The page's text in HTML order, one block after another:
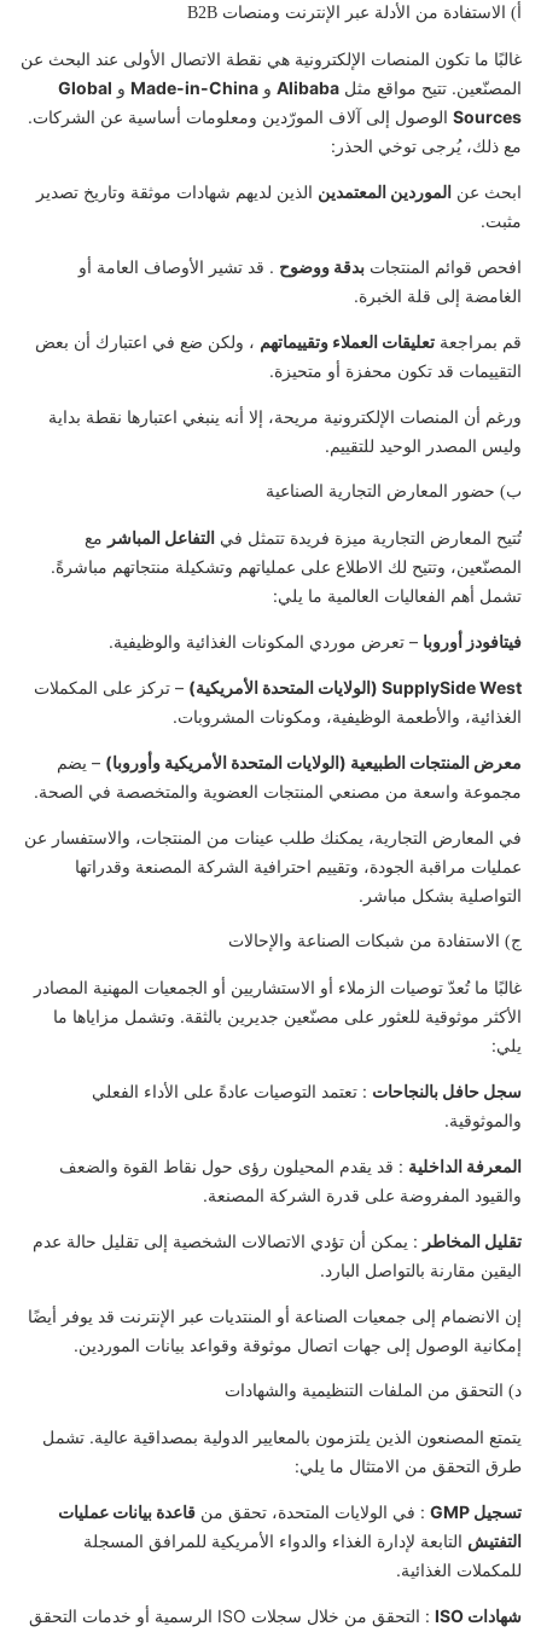
أ) الاستفادة من الأدلة عبر الإنترنت ومنصات B2B
غالبًا ما تكون المنصات الإلكترونية هي نقطة الاتصال الأولى عند البحث عن
المصنّعين. تتيح مواقع مثل Alibaba و Made-in-China و Global
Sources الوصول إلى آلاف المورّدين ومعلومات أساسية عن الشركات.
مع ذلك، يُرجى توخي الحذر:
ابحث عن الموردين المعتمدين الذين لديهم شهادات موثقة وتاريخ تصدير
مثبت.
افحص قوائم المنتجات بدقة ووضوح . قد تشير الأوصاف العامة أو
الغامضة إلى قلة الخبرة.
قم بمراجعة تعليقات العملاء وتقييماتهم ، ولكن ضع في اعتبارك أن بعض
التقييمات قد تكون محفزة أو متحيزة.
ورغم أن المنصات الإلكترونية مريحة، إلا أنه ينبغي اعتبارها نقطة بداية
وليس المصدر الوحيد للتقييم.
ب) حضور المعارض التجارية الصناعية
تُتيح المعارض التجارية ميزة فريدة تتمثل في التفاعل المباشر مع
المصنّعين، وتتيح لك الاطلاع على عملياتهم وتشكيلة منتجاتهم مباشرةً.
تشمل أهم الفعاليات العالمية ما يلي:
فيتافودز أوروبا – تعرض موردي المكونات الغذائية والوظيفية.
SupplySide West (الولايات المتحدة الأمريكية)
– تركز على المكملات
الغذائية، والأطعمة الوظيفية، ومكونات المشروبات.
معرض المنتجات الطبيعية (الولايات المتحدة الأمريكية وأوروبا) – يضم
مجموعة واسعة من مصنعي المنتجات العضوية والمتخصصة في الصحة.
في المعارض التجارية، يمكنك طلب عينات من المنتجات، والاستفسار عن
عمليات مراقبة الجودة، وتقييم احترافية الشركة المصنعة وقدراتها
التواصلية بشكل مباشر.
ج) الاستفادة من شبكات الصناعة والإحالات
غالبًا ما تُعدّ توصيات الزملاء أو الاستشاريين أو الجمعيات المهنية المصادر
الأكثر موثوقية للعثور على مصنّعين جديرين بالثقة. وتشمل مزاياها ما
يلي:
سجل حافل بالنجاحات : تعتمد التوصيات عادةً على الأداء الفعلي
والموثوقية.
المعرفة الداخلية : قد يقدم المحيلون رؤى حول نقاط القوة والضعف
والقيود المفروضة على قدرة الشركة المصنعة.
تقليل المخاطر : يمكن أن تؤدي الاتصالات الشخصية إلى تقليل حالة عدم
اليقين مقارنة بالتواصل البارد.
إن الانضمام إلى جمعيات الصناعة أو المنتديات عبر الإنترنت قد يوفر أيضًا
إمكانية الوصول إلى جهات اتصال موثوقة وقواعد بيانات الموردين.
د) التحقق من الملفات التنظيمية والشهادات
يتمتع المصنعون الذين يلتزمون بالمعايير الدولية بمصداقية عالية. تشمل
طرق التحقق من الامتثال ما يلي:
تسجيل GMP : في الولايات المتحدة، تحقق من قاعدة بيانات عمليات
التفتيش التابعة لإدارة الغذاء والدواء الأمريكية للمرافق المسجلة
للمكملات الغذائية.
شهادات ISO
: التحقق من خلال سجلات ISO الرسمية أو خدمات التحقق